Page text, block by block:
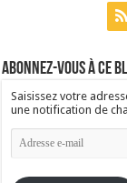
Abonnez-vous à ce
Saisissez votre
une notification de
Adresse
e-